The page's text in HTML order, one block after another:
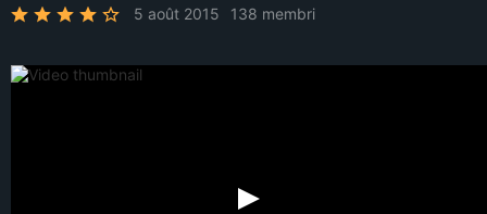
5 août 2015 138 membri